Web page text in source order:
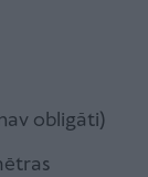
obligāti)